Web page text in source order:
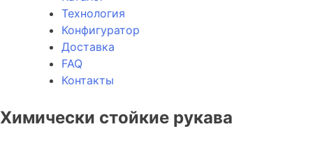
Технология
Конфигуратор
Доставка
FAQ
Контакты
Химически стойкие рукава